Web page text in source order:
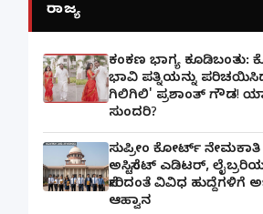
ರಾಜ್ಯ
ಕಂಕಣ ಭಾಗ್ಯ ಕೂಡಿಬಂತು:
ಭಾವಿ ಪತ್ನಿಯನ್ನು
ಗಿಲಿಗಿಲಿ' ಪ್ರಶಾಂತ್ ಗೌಡ!
ಸುಂದರಿ?
ಸುಪ್ರೀಂ ಕೋರ್ಟ್ ನೇಮಕಾತಿ
ಅಸಿಸ್ಟೆಂಟ್ ಎಡಿಟರ್,
ಸೇರಿದಂತೆ ವಿವಿಧ ಹುದ್ದೆಗಳಿಗೆ
ಆಹ್ವಾನ